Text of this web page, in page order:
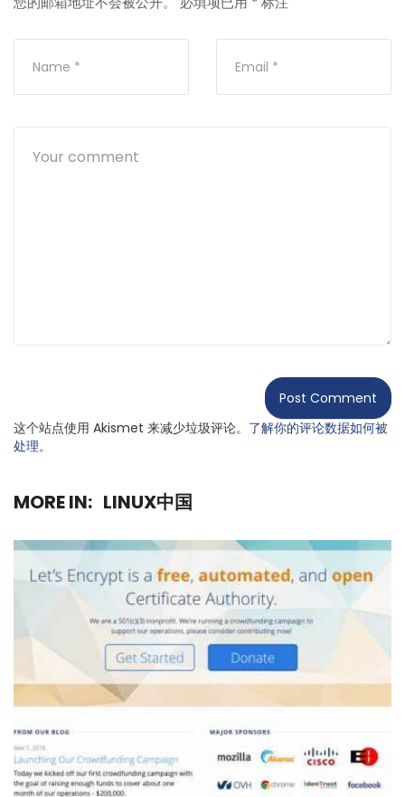
这个站点使用 Akismet 来减少垃圾评论。 了解你的评论数据如何被
处理。
MORE IN: LINUX中国